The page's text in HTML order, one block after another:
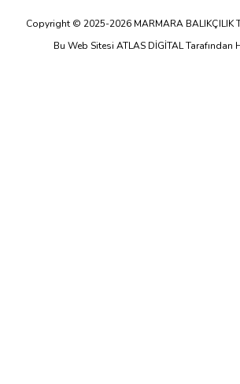
Copyright © 2025-2026 MARMARA BALIKÇILIK
Bu Web Sitesi ATLAS DİGİTAL Tarafından